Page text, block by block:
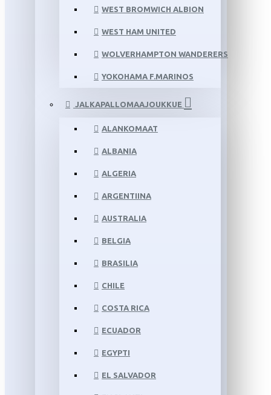
WEST BROMWICH ALBION
WEST HAM UNITED
WOLVERHAMPTON WANDERERS
YOKOHAMA F.MARINOS
JALKAPALLOMAAJOUKKUE
ALANKOMAAT
ALBANIA
ALGERIA
ARGENTIINA
AUSTRALIA
BELGIA
BRASILIA
CHILE
COSTA RICA
ECUADOR
EGYPTI
EL SALVADOR